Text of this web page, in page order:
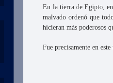
En la tierra de Egipto,
malvado ordenó que
hicieran más poderosos
Fue precisamente en